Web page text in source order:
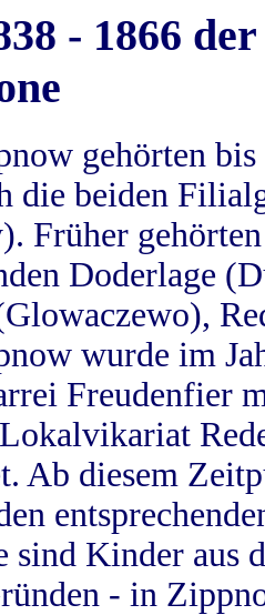
- 1866
gehörten
die beiden
Früher
Doderlage
wurde im
Freudenfier
Ab diesem
sind Kinder aus
- in